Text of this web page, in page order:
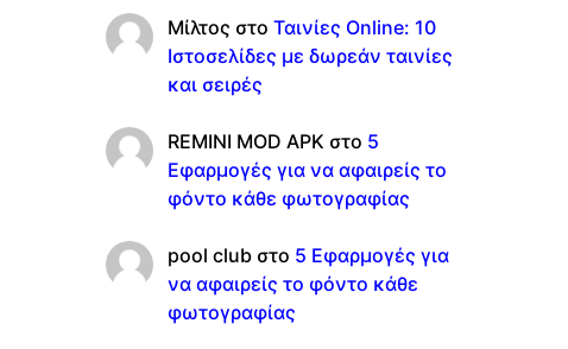
Μίλτος στο Ταινίες Online: 10
Ιστοσελίδες με δωρεάν ταινίες
και σειρές
REMINI MOD APK στο 5
Εφαρμογές για να αφαιρείς το
φόντο κάθε φωτογραφίας
pool club στο 5 Εφαρμογές για
να αφαιρείς το φόντο κάθε
φωτογραφίας